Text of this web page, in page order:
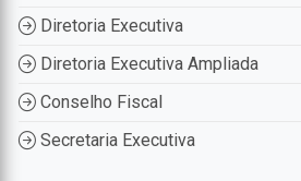
Diretoria Executiva
Diretoria Executiva Ampliada
Conselho Fiscal
Secretaria Executiva